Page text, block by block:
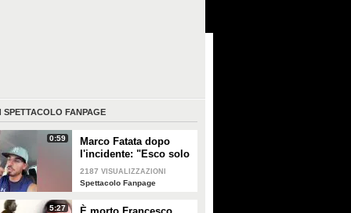
SPETTACOLO FANPAGE
0:59
Marco Fatata dopo
l'incidente: "Esco solo
di sera, i primi tempi
non riuscivo a
2187 VISUALIZZAZIONI
Spettacolo Fanpage
5:27